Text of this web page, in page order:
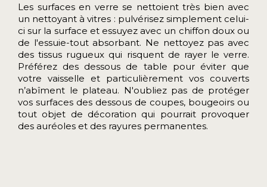
Les surfaces en verre se nettoient très bien avec
un nettoyant à vitres : pulvérisez simplement celui-
ci sur la surface et essuyez avec un chiffon doux ou
de l'essuie-tout absorbant. Ne nettoyez pas avec
des tissus rugueux qui risquent de rayer le verre.
Préférez des dessous de table pour éviter que
votre vaisselle et particulièrement vos couverts
n’abîment le plateau. N'oubliez pas de protéger
vos surfaces des dessous de coupes, bougeoirs ou
tout objet de décoration qui pourrait provoquer
des auréoles et des rayures permanentes.